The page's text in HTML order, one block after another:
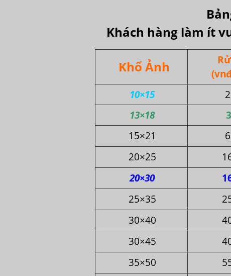
Khách hàng làm ít
Khổ Ảnh
10×15
13×18
15×21
20×25
20×30
25×35
30×40
30×45
35×50